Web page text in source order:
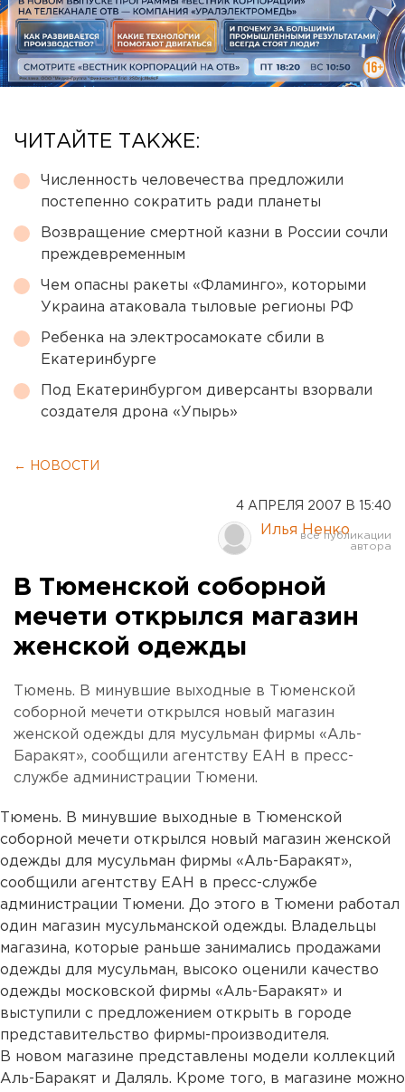
ЧИТАЙТЕ ТАКЖЕ:
Численность человечества предложили
постепенно сократить ради планеты
Возвращение смертной казни в России сочли
преждевременным
Чем опасны ракеты «Фламинго», которыми
Украина атаковала тыловые регионы РФ
Ребенка на электросамокате сбили в
Екатеринбурге
Под Екатеринбургом диверсанты взорвали
создателя дрона «Упырь»
← НОВОСТИ
4 АПРЕЛЯ 2007 В 15:40
Илья Ненко
В Тюменской соборной
мечети открылся магазин
женской одежды
Тюмень. В минувшие выходные в Тюменской
соборной мечети открылся новый магазин
женской одежды для мусульман фирмы «Аль-
Баракят», сообщили агентству ЕАН в пресс-
службе администрации Тюмени.
Тюмень. В минувшие выходные в Тюменской
соборной мечети открылся новый магазин женской
одежды для мусульман фирмы «Аль-Баракят»,
сообщили агентству ЕАН в пресс-службе
администрации Тюмени. До этого в Тюмени работал
один магазин мусульманской одежды. Владельцы
магазина, которые раньше занимались продажами
одежды для мусульман, высоко оценили качество
одежды московской фирмы «Аль-Баракят» и
выступили с предложением открыть в городе
представительство фирмы-производителя.
В новом магазине представлены модели коллекций
Аль-Баракят и Даляль. Кроме того, в магазине можно